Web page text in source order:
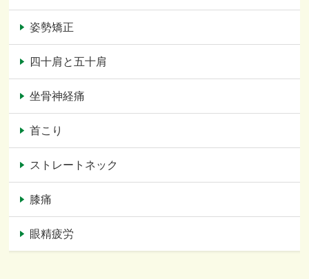
姿勢矯正
四十肩と五十肩
坐骨神経痛
首こり
ストレートネック
膝痛
眼精疲労